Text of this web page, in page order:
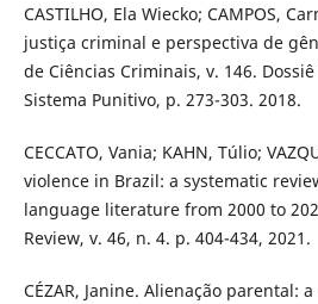
CASTILHO, Ela Wiecko; CAMPOS,
justiça criminal e perspectiva de
de Ciências Criminais, v. 146.
Sistema Punitivo, p. 273-303. 2018.
CECCATO, Vania; KAHN, Túlio;
violence in Brazil: a systematic
language literature from 2000 to
Review, v. 46, n. 4. p. 404-434, 2021.
CÉZAR, Janine. Alienação parental: